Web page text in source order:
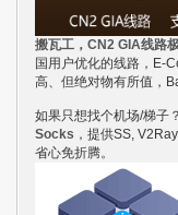
搬瓦工，CN2 GIA线路
国用户优化的线路，E-
高、但绝对物有所值，
如果只想找个机场/梯子
Socks ，提供SS,
省心免折腾。